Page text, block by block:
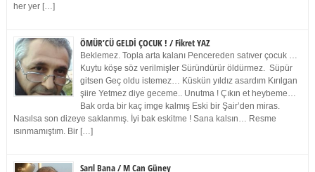
her yer […]
ÖMÜR’CÜ GELDİ ÇOCUK ! / Fikret YAZ
Beklemez. Topla arta kalanı Pencereden satıver çocuk …
Kuytu köşe söz verilmişler Süründürür öldürmez. Süpür
gitsen Geç oldu istemez… Küskün yıldız asardım Kırılgan
şiire Yetmez diye geceme.. Unutma ! Çıkın et heybeme…
Bak orda bir kaç imge kalmış Eski bir Şair’den miras.
Nasılsa son dizeye saklanmış. İyi bak eskitme ! Sana kalsın… Resme
ısınmamıştım. Bir […]
Sarıl Bana / M Can Güney